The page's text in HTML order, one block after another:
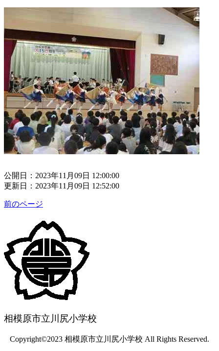
公開日：2023年11月09日 12:00:00
更新日：2023年11月09日 12:52:00
前のページ
相模原市立川尻小学校
Copyright©2023 相模原市立川尻小学校 All Rights Reserved.